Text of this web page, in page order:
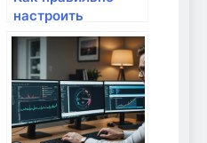
настроить
родительский
контроль в сети:
пошаговое
руководство для
безопасного
интернета дома